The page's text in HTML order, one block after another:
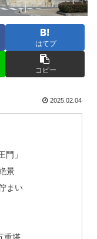
はてブ
コピー
2025.02.04
門」
景
まい
重塔